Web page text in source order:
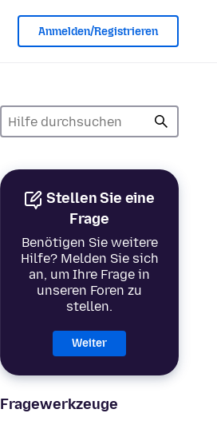
Anmelden/Registrieren
Stellen Sie eine
Frage
Benötigen Sie weitere
Hilfe? Melden Sie sich
an, um Ihre Frage in
unseren Foren zu
stellen.
Weiter
Fragewerkzeuge